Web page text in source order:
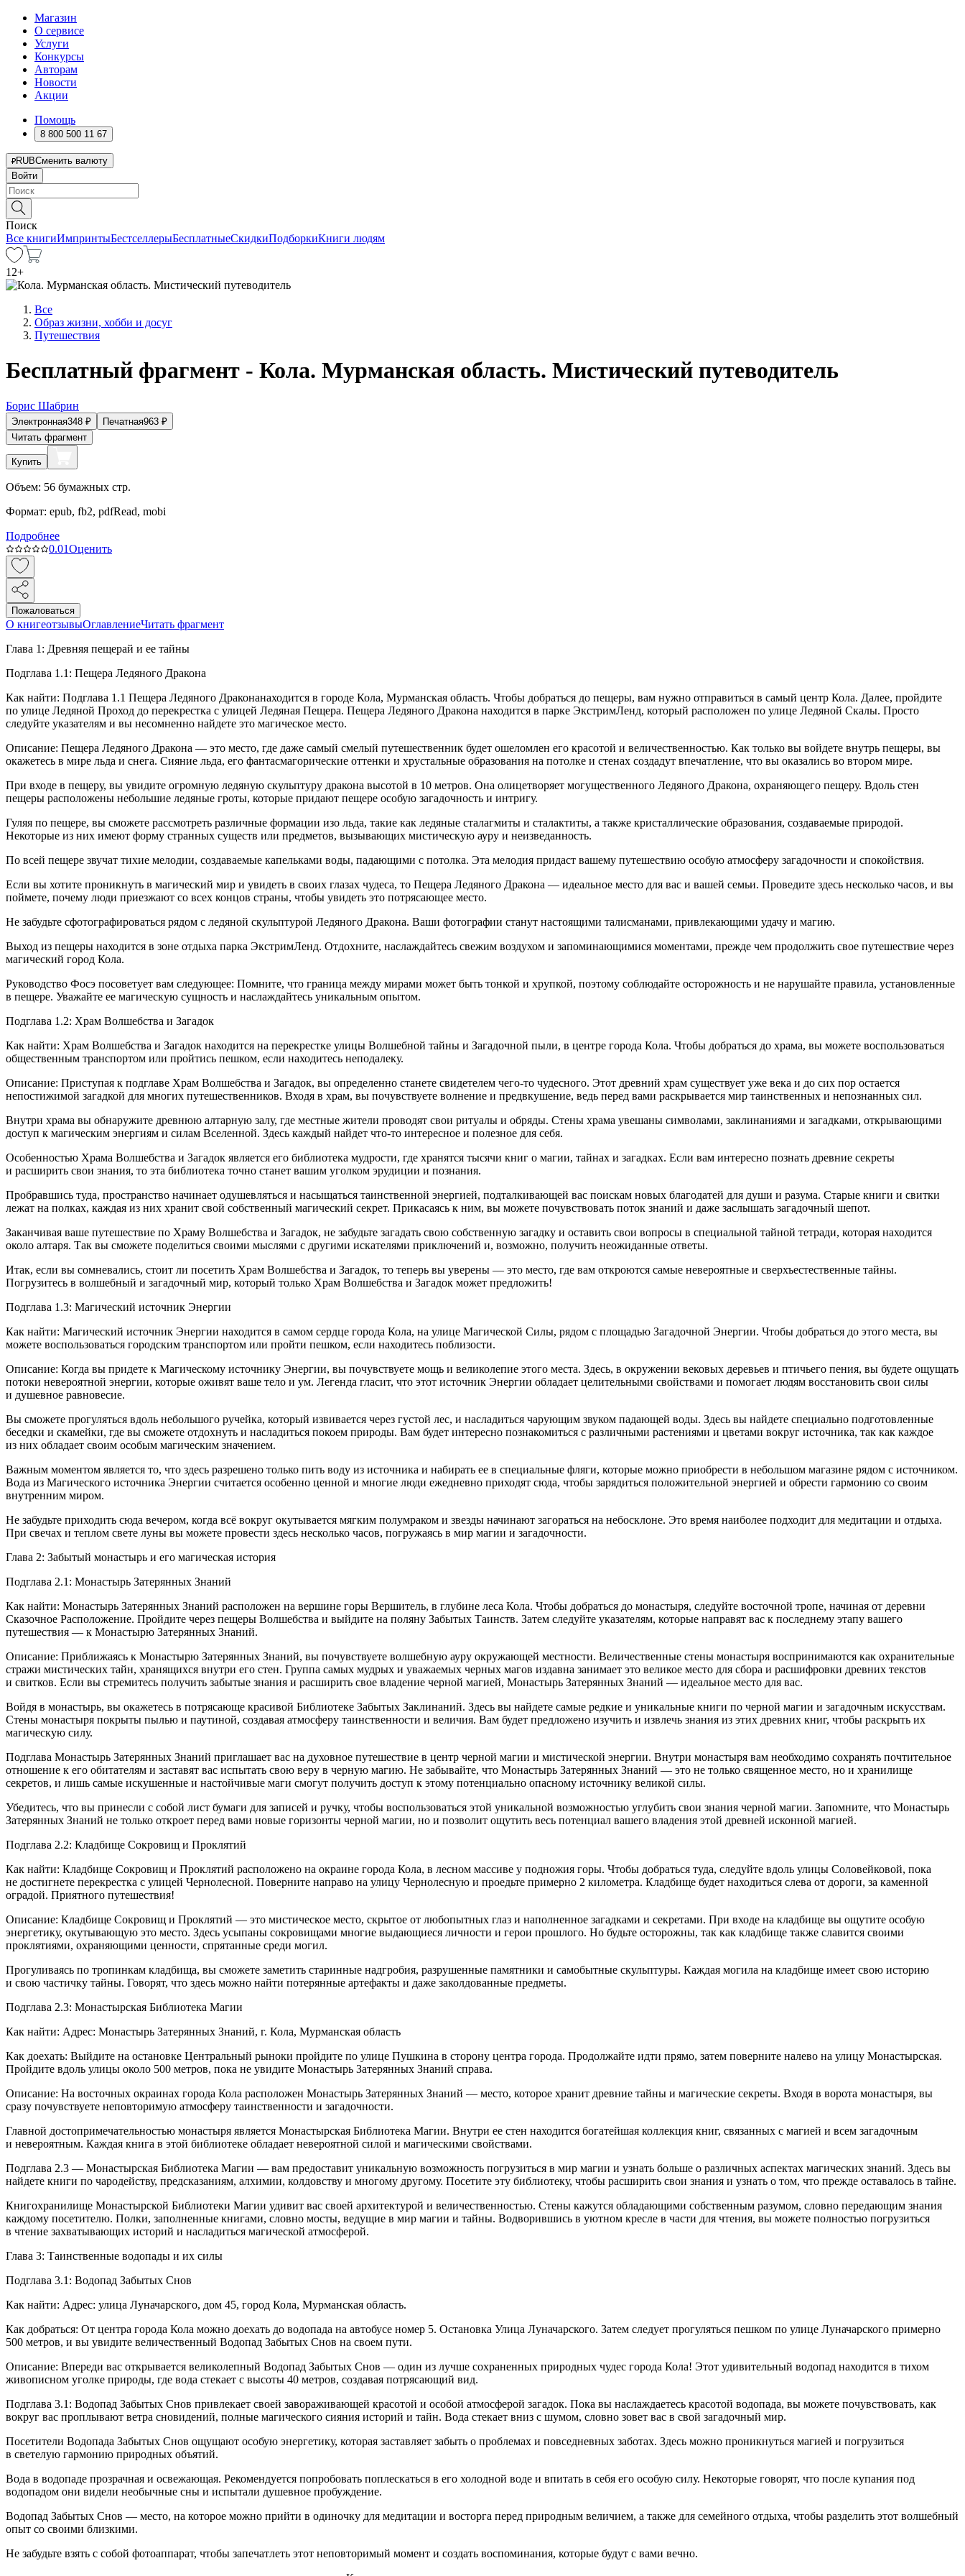
Магазин
О сервисе
Услуги
Конкурсы
Авторам
Новости
Акции
Помощь
8 800 500 11 67
RUBСменить валюту
Войти
Поиск
Все книгиИмпринтыБестселлерыБесплатныеСкидкиПодборкиКниги людям
12+
Все
Образ жизни, хобби и досуг
Путешествия
Бесплатный фрагмент - Кола. Мурманская область. Мистический путеводитель
Борис Шабрин
Электронная348 ₽ Печатная963 ₽
Читать фрагмент
Купить
Объем: 56 бумажных стр.
Формат: epub, fb2, pdfRead, mobi
Подробнее
0.01Оценить
Пожаловаться
О книгеотзывыОглавлениеЧитать фрагмент
Глава 1: Древняя пещерай и ее тайны
Подглава 1.1: Пещера Ледяного Дракона
Как найти: Подглава 1.1 Пещера Ледяного Драконанаходится в городе Кола, Мурманская область. Чтобы добраться до пещеры, вам нужно отправиться в самый центр Кола. Далее, пройдите
по улице Ледяной Проход до перекрестка с улицей Ледяная Пещера. Пещера Ледяного Дракона находится в парке ЭкстримЛенд, который расположен по улице Ледяной Скалы. Просто
следуйте указателям и вы несомненно найдете это магическое место.
Описание: Пещера Ледяного Дракона — это место, где даже самый смелый путешественник будет ошеломлен его красотой и величественностью. Как только вы войдете внутрь пещеры, вы
окажетесь в мире льда и снега. Сияние льда, его фантасмагорические оттенки и хрустальные образования на потолке и стенах создадут впечатление, что вы оказались во втором мире.
При входе в пещеру, вы увидите огромную ледяную скульптуру дракона высотой в 10 метров. Она олицетворяет могущественного Ледяного Дракона, охраняющего пещеру. Вдоль стен
пещеры расположены небольшие ледяные гроты, которые придают пещере особую загадочность и интригу.
Гуляя по пещере, вы сможете рассмотреть различные формации изо льда, такие как ледяные сталагмиты и сталактиты, а также кристаллические образования, создаваемые природой.
Некоторые из них имеют форму странных существ или предметов, вызывающих мистическую ауру и неизведанность.
По всей пещере звучат тихие мелодии, создаваемые капельками воды, падающими с потолка. Эта мелодия придаст вашему путешествию особую атмосферу загадочности и спокойствия.
Если вы хотите проникнуть в магический мир и увидеть в своих глазах чудеса, то Пещера Ледяного Дракона — идеальное место для вас и вашей семьи. Проведите здесь несколько часов, и вы
поймете, почему люди приезжают со всех концов страны, чтобы увидеть это потрясающее место.
Не забудьте сфотографироваться рядом с ледяной скульптурой Ледяного Дракона. Ваши фотографии станут настоящими талисманами, привлекающими удачу и магию.
Выход из пещеры находится в зоне отдыха парка ЭкстримЛенд. Отдохните, наслаждайтесь свежим воздухом и запоминающимися моментами, прежде чем продолжить свое путешествие через
магический город Кола.
Руководство Фосэ посоветует вам следующее: Помните, что граница между мирами может быть тонкой и хрупкой, поэтому соблюдайте осторожность и не нарушайте правила, установленные
в пещере. Уважайте ее магическую сущность и наслаждайтесь уникальным опытом.
Подглава 1.2: Храм Волшебства и Загадок
Как найти: Храм Волшебства и Загадок находится на перекрестке улицы Волшебной тайны и Загадочной пыли, в центре города Кола. Чтобы добраться до храма, вы можете воспользоваться
общественным транспортом или пройтись пешком, если находитесь неподалеку.
Описание: Приступая к подглаве Храм Волшебства и Загадок, вы определенно станете свидетелем чего-то чудесного. Этот древний храм существует уже века и до сих пор остается
непостижимой загадкой для многих путешественников. Входя в храм, вы почувствуете волнение и предвкушение, ведь перед вами раскрывается мир таинственных и непознанных сил.
Внутри храма вы обнаружите древнюю алтарную залу, где местные жители проводят свои ритуалы и обряды. Стены храма увешаны символами, заклинаниями и загадками, открывающими
доступ к магическим энергиям и силам Вселенной. Здесь каждый найдет что-то интересное и полезное для себя.
Особенностью Храма Волшебства и Загадок является его библиотека мудрости, где хранятся тысячи книг о магии, тайнах и загадках. Если вам интересно познать древние секреты
и расширить свои знания, то эта библиотека точно станет вашим уголком эрудиции и познания.
Пробравшись туда, пространство начинает одушевляться и насыщаться таинственной энергией, подталкивающей вас поискам новых благодатей для души и разума. Старые книги и свитки
лежат на полках, каждая из них хранит свой собственный магический секрет. Прикасаясь к ним, вы можете почувствовать поток знаний и даже заслышать загадочный шепот.
Заканчивая ваше путешествие по Храму Волшебства и Загадок, не забудьте загадать свою собственную загадку и оставить свои вопросы в специальной тайной тетради, которая находится
около алтаря. Так вы сможете поделиться своими мыслями с другими искателями приключений и, возможно, получить неожиданные ответы.
Итак, если вы сомневались, стоит ли посетить Храм Волшебства и Загадок, то теперь вы уверены — это место, где вам откроются самые невероятные и сверхъестественные тайны.
Погрузитесь в волшебный и загадочный мир, который только Храм Волшебства и Загадок может предложить!
Подглава 1.3: Магический источник Энергии
Как найти: Магический источник Энергии находится в самом сердце города Кола, на улице Магической Силы, рядом с площадью Загадочной Энергии. Чтобы добраться до этого места, вы
можете воспользоваться городским транспортом или пройти пешком, если находитесь поблизости.
Описание: Когда вы придете к Магическому источнику Энергии, вы почувствуете мощь и великолепие этого места. Здесь, в окружении вековых деревьев и птичьего пения, вы будете ощущать
потоки невероятной энергии, которые оживят ваше тело и ум. Легенда гласит, что этот источник Энергии обладает целительными свойствами и помогает людям восстановить свои силы
и душевное равновесие.
Вы сможете прогуляться вдоль небольшого ручейка, который извивается через густой лес, и насладиться чарующим звуком падающей воды. Здесь вы найдете специально подготовленные
беседки и скамейки, где вы сможете отдохнуть и насладиться покоем природы. Вам будет интересно познакомиться с различными растениями и цветами вокруг источника, так как каждое
из них обладает своим особым магическим значением.
Важным моментом является то, что здесь разрешено только пить воду из источника и набирать ее в специальные фляги, которые можно приобрести в небольшом магазине рядом с источником.
Вода из Магического источника Энергии считается особенно ценной и многие люди ежедневно приходят сюда, чтобы зарядиться положительной энергией и обрести гармонию со своим
внутренним миром.
Не забудьте приходить сюда вечером, когда всё вокруг окутывается мягким полумраком и звезды начинают загораться на небосклоне. Это время наиболее подходит для медитации и отдыха.
При свечах и теплом свете луны вы можете провести здесь несколько часов, погружаясь в мир магии и загадочности.
Глава 2: Забытый монастырь и его магическая история
Подглава 2.1: Монастырь Затерянных Знаний
Как найти: Монастырь Затерянных Знаний расположен на вершине горы Вершитель, в глубине леса Кола. Чтобы добраться до монастыря, следуйте восточной тропе, начиная от деревни
Сказочное Расположение. Пройдите через пещеры Волшебства и выйдите на поляну Забытых Таинств. Затем следуйте указателям, которые направят вас к последнему этапу вашего
путешествия — к Монастырю Затерянных Знаний.
Описание: Приближаясь к Монастырю Затерянных Знаний, вы почувствуете волшебную ауру окружающей местности. Величественные стены монастыря воспринимаются как охранительные
стражи мистических тайн, хранящихся внутри его стен. Группа самых мудрых и уважаемых черных магов издавна занимает это великое место для сбора и расшифровки древних текстов
и свитков. Если вы стремитесь получить забытые знания и расширить свое владение черной магией, Монастырь Затерянных Знаний — идеальное место для вас.
Войдя в монастырь, вы окажетесь в потрясающе красивой Библиотеке Забытых Заклинаний. Здесь вы найдете самые редкие и уникальные книги по черной магии и загадочным искусствам.
Стены монастыря покрыты пылью и паутиной, создавая атмосферу таинственности и величия. Вам будет предложено изучить и извлечь знания из этих древних книг, чтобы раскрыть их
магическую силу.
Подглава Монастырь Затерянных Знаний приглашает вас на духовное путешествие в центр черной магии и мистической энергии. Внутри монастыря вам необходимо сохранять почтительное
отношение к его обитателям и заставят вас испытать свою веру в черную магию. Не забывайте, что Монастырь Затерянных Знаний — это не только священное место, но и хранилище
секретов, и лишь самые искушенные и настойчивые маги смогут получить доступ к этому потенциально опасному источнику великой силы.
Убедитесь, что вы принесли с собой лист бумаги для записей и ручку, чтобы воспользоваться этой уникальной возможностью углубить свои знания черной магии. Запомните, что Монастырь
Затерянных Знаний не только откроет перед вами новые горизонты черной магии, но и позволит ощутить весь потенциал вашего владения этой древней исконной магией.
Подглава 2.2: Кладбище Сокровищ и Проклятий
Как найти: Кладбище Сокровищ и Проклятий расположено на окраине города Кола, в лесном массиве у подножия горы. Чтобы добраться туда, следуйте вдоль улицы Соловейковой, пока
не достигнете перекрестка с улицей Чернолесной. Поверните направо на улицу Чернолесную и проедьте примерно 2 километра. Кладбище будет находиться слева от дороги, за каменной
оградой. Приятного путешествия!
Описание: Кладбище Сокровищ и Проклятий — это мистическое место, скрытое от любопытных глаз и наполненное загадками и секретами. При входе на кладбище вы ощутите особую
энергетику, окутывающую это место. Здесь усыпаны сокровищами многие выдающиеся личности и герои прошлого. Но будьте осторожны, так как кладбище также славится своими
проклятиями, охраняющими ценности, спрятанные среди могил.
Прогуливаясь по тропинкам кладбища, вы сможете заметить старинные надгробия, разрушенные памятники и самобытные скульптуры. Каждая могила на кладбище имеет свою историю
и свою частичку тайны. Говорят, что здесь можно найти потерянные артефакты и даже заколдованные предметы.
Подглава 2.3: Монастырская Библиотека Магии
Как найти: Адрес: Монастырь Затерянных Знаний, г. Кола, Мурманская область
Как доехать: Выйдите на остановке Центральный рыноки пройдите по улице Пушкина в сторону центра города. Продолжайте идти прямо, затем поверните налево на улицу Монастырская.
Пройдите вдоль улицы около 500 метров, пока не увидите Монастырь Затерянных Знаний справа.
Описание: На восточных окраинах города Кола расположен Монастырь Затерянных Знаний — место, которое хранит древние тайны и магические секреты. Входя в ворота монастыря, вы
сразу почувствуете неповторимую атмосферу таинственности и загадочности.
Главной достопримечательностью монастыря является Монастырская Библиотека Магии. Внутри ее стен находится богатейшая коллекция книг, связанных с магией и всем загадочным
и невероятным. Каждая книга в этой библиотеке обладает невероятной силой и магическими свойствами.
Подглава 2.3 — Монастырская Библиотека Магии — вам предоставит уникальную возможность погрузиться в мир магии и узнать больше о различных аспектах магических знаний. Здесь вы
найдете книги по чародейству, предсказаниям, алхимии, колдовству и многому другому. Посетите эту библиотеку, чтобы расширить свои знания и узнать о том, что прежде оставалось в тайне.
Книгохранилище Монастырской Библиотеки Магии удивит вас своей архитектурой и величественностью. Стены кажутся обладающими собственным разумом, словно передающим знания
каждому посетителю. Полки, заполненные книгами, словно мосты, ведущие в мир магии и тайны. Водворившись в уютном кресле в части для чтения, вы можете полностью погрузиться
в чтение захватывающих историй и насладиться магической атмосферой.
Глава 3: Таинственные водопады и их силы
Подглава 3.1: Водопад Забытых Снов
Как найти: Адрес: улица Луначарского, дом 45, город Кола, Мурманская область.
Как добраться: От центра города Кола можно доехать до водопада на автобусе номер 5. Остановка Улица Луначарского. Затем следует прогуляться пешком по улице Луначарского примерно
500 метров, и вы увидите величественный Водопад Забытых Снов на своем пути.
Описание: Впереди вас открывается великолепный Водопад Забытых Снов — один из лучше сохраненных природных чудес города Кола! Этот удивительный водопад находится в тихом
живописном уголке природы, где вода стекает с высоты 40 метров, создавая потрясающий вид.
Подглава 3.1: Водопад Забытых Снов привлекает своей завораживающей красотой и особой атмосферой загадок. Пока вы наслаждаетесь красотой водопада, вы можете почувствовать, как
вокруг вас проплывают ветра сновидений, полные магического сияния историй и тайн. Вода стекает вниз с шумом, словно зовет вас в свой загадочный мир.
Посетители Водопада Забытых Снов ощущают особую энергетику, которая заставляет забыть о проблемах и повседневных заботах. Здесь можно проникнуться магией и погрузиться
в светелую гармонию природных объятий.
Вода в водопаде прозрачная и освежающая. Рекомендуется попробовать поплескаться в его холодной воде и впитать в себя его особую силу. Некоторые говорят, что после купания под
водопадом они видели необычные сны и испытали душевное пробуждение.
Водопад Забытых Снов — место, на которое можно прийти в одиночку для медитации и восторга перед природным величием, а также для семейного отдыха, чтобы разделить этот волшебный
опыт со своими близкими.
Не забудьте взять с собой фотоаппарат, чтобы запечатлеть этот неповторимый момент и создать воспоминания, которые будут с вами вечно.